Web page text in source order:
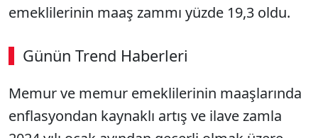
emeklilerinin maaş zammı yüzde 19,3 oldu.
Günün Trend Haberleri
Memur ve memur emeklilerinin maaşlarında
enflasyondan kaynaklı artış ve ilave zamla